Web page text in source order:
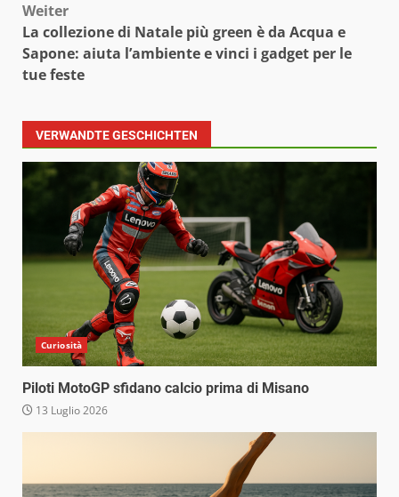
Weiter
La collezione di Natale più green è da Acqua e
Sapone: aiuta l’ambiente e vinci i gadget per le
tue feste
VERWANDTE GESCHICHTEN
Curiosità
Piloti MotoGP sfidano calcio prima di Misano
13 Luglio 2026